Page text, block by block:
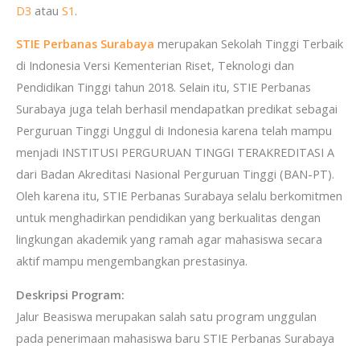
D3 atau S1 .
STIE Perbanas Surabaya merupakan Sekolah Tinggi Terbaik
di Indonesia Versi Kementerian Riset, Teknologi dan
Pendidikan Tinggi tahun 2018. Selain itu, STIE Perbanas
Surabaya juga telah berhasil mendapatkan predikat sebagai
Perguruan Tinggi Unggul di Indonesia karena telah mampu
menjadi INSTITUSI PERGURUAN TINGGI TERAKREDITASI A
dari Badan Akreditasi Nasional Perguruan Tinggi (BAN-PT).
Oleh karena itu, STIE Perbanas Surabaya selalu berkomitmen
untuk menghadirkan pendidikan yang berkualitas dengan
lingkungan akademik yang ramah agar mahasiswa secara
aktif mampu mengembangkan prestasinya.
Deskripsi Program:
Jalur Beasiswa merupakan salah satu program unggulan
pada penerimaan mahasiswa baru STIE Perbanas Surabaya